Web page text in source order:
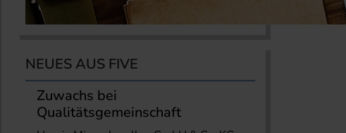
NEUES AUS FIVE
Zuwachs bei
Qualitätsgemeinschaft